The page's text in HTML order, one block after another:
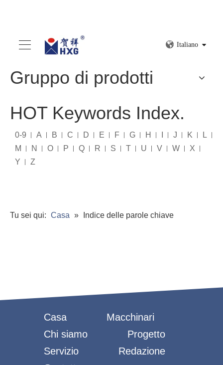
Italiano
Gruppo di prodotti
HOT Keywords Index.
0-9 A B C D E F G H J K
L
M
N O P Q R S T U V W
X
Y
Z
Tu sei qui: Casa » Indice delle parole chiave
Casa
Macchinari
Chi siamo
Progetto
Servizio
Redazione